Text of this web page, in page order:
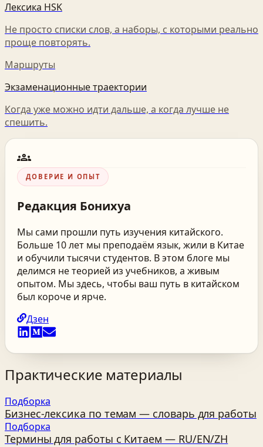
Лексика HSK
Не просто списки слов, а наборы, с которыми реально
проще повторять.
Маршруты
Экзаменационные траектории
Когда уже можно идти дальше, а когда лучше не
спешить.
groups
ДОВЕРИЕ И ОПЫТ
Редакция Бонихуа
Мы сами прошли путь изучения китайского.
Больше 10 лет мы преподаём язык, жили в Китае
и обучили тысячи студентов. В этом блоге мы
делимся не теорией из учебников, а живым
опытом. Мы здесь, чтобы ваш путь в китайском
был короче и ярче.
Дзен
Практические материалы
Подборка
Бизнес‑лексика по темам — словарь для работы
Подборка
Термины для работы с Китаем — RU/EN/ZH